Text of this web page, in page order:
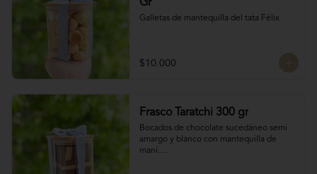
Gr
Galletas de mantequilla del tata Félix
$10.000
Frasco Taratchi 300 gr
Bocados de chocolate sucedáneo semi
amargo y blanco con mantequilla de
maní.